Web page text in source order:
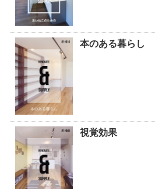
本のある暮らし
視覚効果